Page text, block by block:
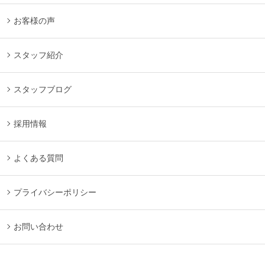
お客様の声
スタッフ紹介
スタッフブログ
採用情報
よくある質問
プライバシーポリシー
お問い合わせ